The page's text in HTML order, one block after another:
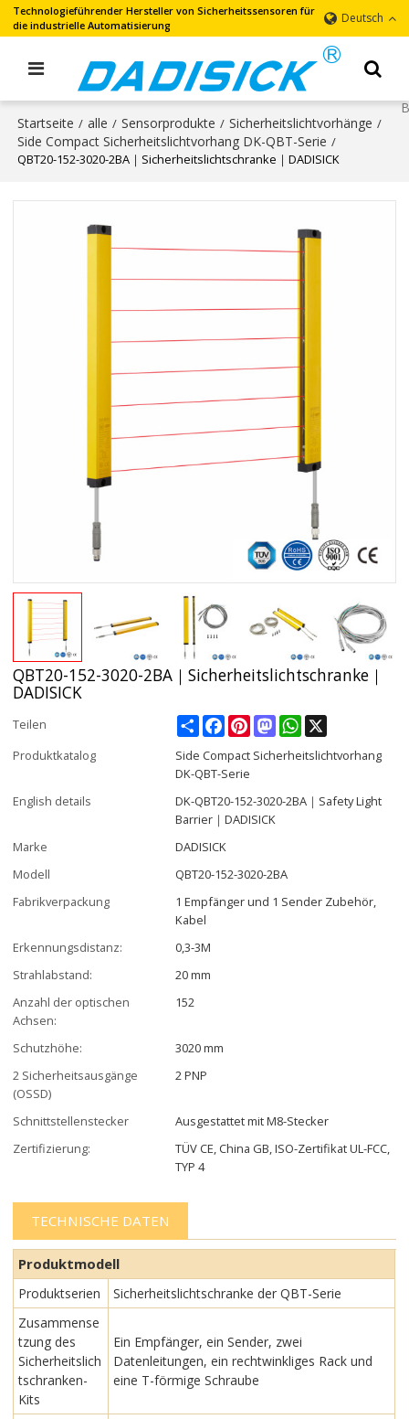
Technologieführender Hersteller von Sicherheitssensoren für
die industrielle Automatisierung
Deutsch
Startseite / alle / Sensorprodukte / Sicherheitslichtvorhänge /
Side Compact Sicherheitslichtvorhang DK-QBT-Serie /
QBT20-152-3020-2BA｜Sicherheitslichtschranke｜DADISICK
QBT20-152-3020-2BA｜Sicherheitslichtschranke｜
DADISICK
Teilen ShareFacebookPinterestMastodonWhatsApp
Produktkatalog
Side Compact Sicherheitslichtvorhang
DK-QBT-Serie
English details
DK-QBT20-152-3020-2BA｜Safety Light
Barrier｜DADISICK
Marke
DADISICK
Modell
QBT20-152-3020-2BA
Fabrikverpackung
1 Empfänger und 1 Sender Zubehör,
Kabel
Erkennungsdistanz:
0,3-3M
Strahlabstand:
20 mm
Anzahl der optischen
Achsen:
152
Schutzhöhe:
3020 mm
2 Sicherheitsausgänge
(OSSD)
2 PNP
Schnittstellenstecker
Ausgestattet mit M8-Stecker
Zertifizierung:
TÜV CE, China GB, ISO-Zertifikat UL-FCC,
TYP 4
TECHNISCHE DATEN
Produktmodell
Produktserien
Sicherheitslichtschranke der QBT-Serie
Zusammense
tzung des
Sicherheitslich
tschranken-
Kits
Ein Empfänger, ein Sender, zwei
Datenleitungen, ein rechtwinkliges Rack und
eine T-förmige Schraube